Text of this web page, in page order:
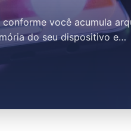
é uma realidade
de compra oferece